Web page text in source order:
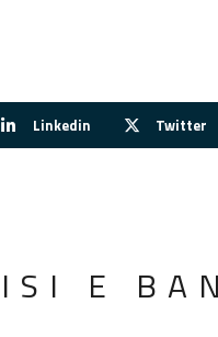
Linkedin Twitter
E